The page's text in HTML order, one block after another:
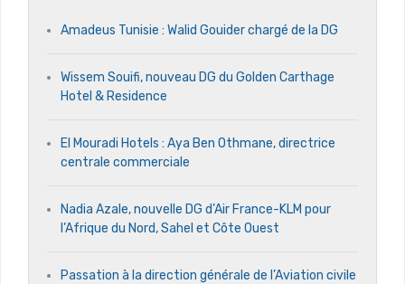
Amadeus Tunisie : Walid Gouider chargé de la DG
Wissem Souifi, nouveau DG du Golden Carthage
Hotel & Residence
El Mouradi Hotels : Aya Ben Othmane, directrice
centrale commerciale
Nadia Azale, nouvelle DG d’Air France-KLM pour
l’Afrique du Nord, Sahel et Côte Ouest
Passation à la direction générale de l’Aviation civile